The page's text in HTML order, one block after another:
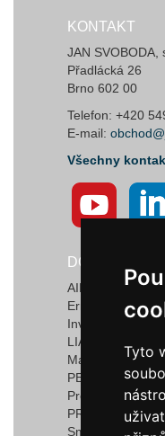
Tyto
Tyto
KONTAKT
JAN SVOBODA,
Přadlácká 26
Brno 602 00
Telefon: +420
E-mail:
Všechny
DODAVATELÉ
AIRTECT
Ermanno Balzi
Invotec Solutions
LIAD Weighing
Marquardt
PEDROTTI
Progressive
PROMEC
Smartflow